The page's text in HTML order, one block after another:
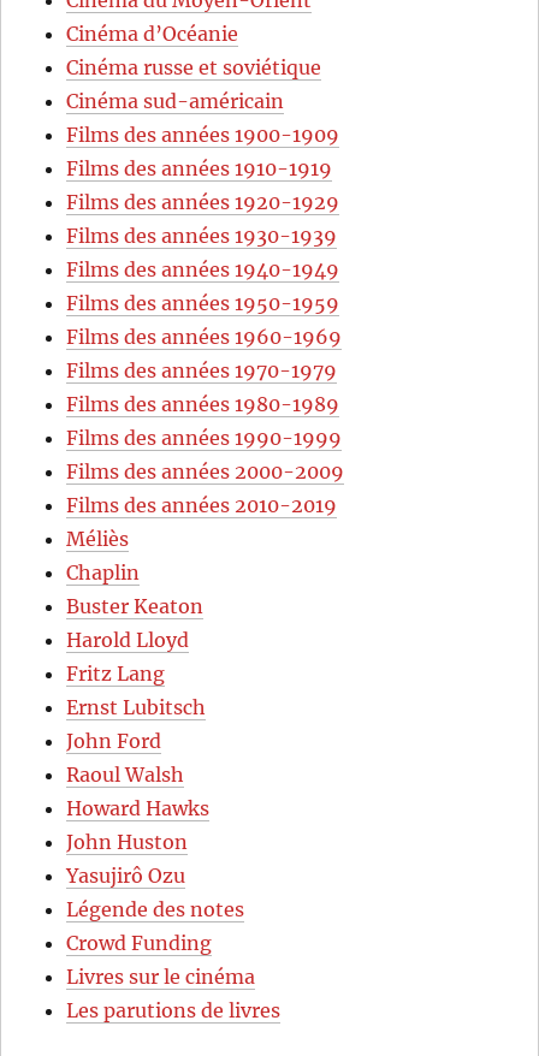
Cinéma d’Océanie
Cinéma russe et soviétique
Cinéma sud-américain
Films des années 1900-1909
Films des années 1910-1919
Films des années 1920-1929
Films des années 1930-1939
Films des années 1940-1949
Films des années 1950-1959
Films des années 1960-1969
Films des années 1970-1979
Films des années 1980-1989
Films des années 1990-1999
Films des années 2000-2009
Films des années 2010-2019
Méliès
Chaplin
Buster Keaton
Harold Lloyd
Fritz Lang
Ernst Lubitsch
John Ford
Raoul Walsh
Howard Hawks
John Huston
Yasujirô Ozu
Légende des notes
Crowd Funding
Livres sur le cinéma
Les parutions de livres